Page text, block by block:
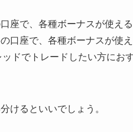
座で、各種ボーナスが使える
口座で、各種ボーナスが使
ドでトレードしたい方にお
けるといいでしょう。